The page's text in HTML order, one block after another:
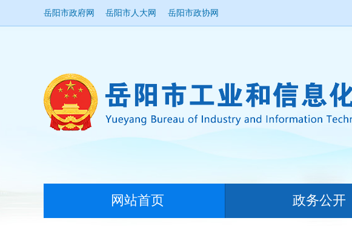
岳阳市政府网 岳阳市人大网 岳阳市政协网
网站首页 政务公开